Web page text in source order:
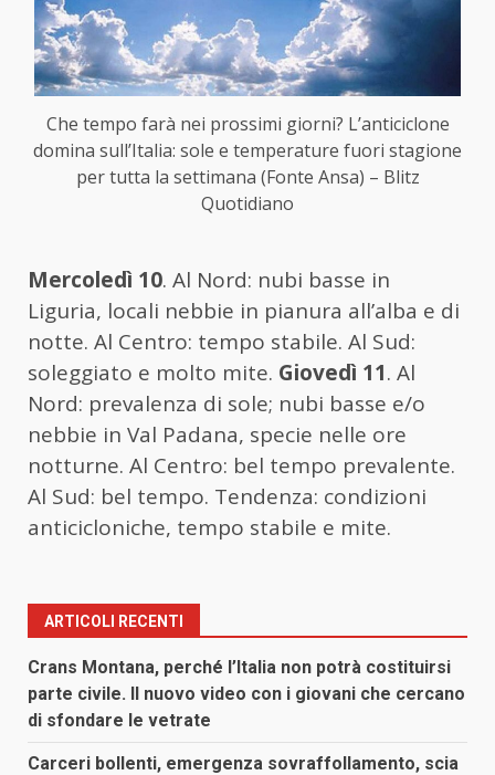
Che tempo farà nei prossimi giorni? L’anticiclone
domina sull’Italia: sole e temperature fuori stagione
per tutta la settimana (Fonte Ansa) – Blitz
Quotidiano
Mercoledì 10. Al Nord: nubi basse in
Liguria, locali nebbie in pianura all’alba e di
notte. Al Centro: tempo stabile. Al Sud:
soleggiato e molto mite. Giovedì 11. Al
Nord: prevalenza di sole; nubi basse e/o
nebbie in Val Padana, specie nelle ore
notturne. Al Centro: bel tempo prevalente.
Al Sud: bel tempo. Tendenza: condizioni
anticicloniche, tempo stabile e mite.
ARTICOLI RECENTI
Crans Montana, perché l’Italia non potrà costituirsi
parte civile. Il nuovo video con i giovani che cercano
di sfondare le vetrate
Carceri bollenti, emergenza sovraffollamento, scia